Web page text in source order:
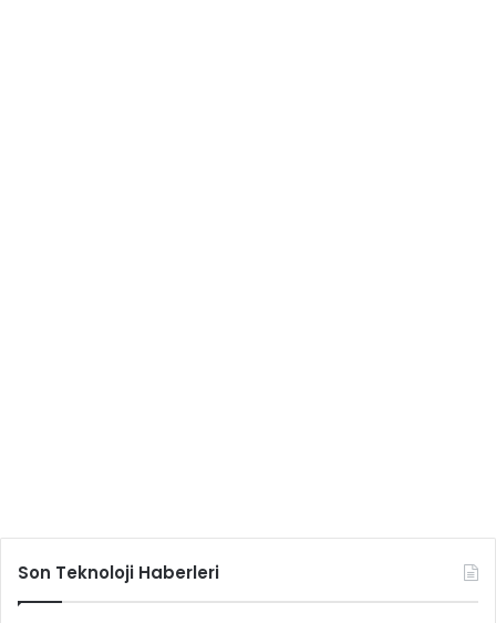
Son Teknoloji Haberleri